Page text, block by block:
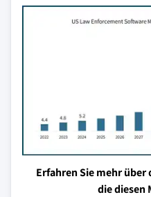
Erfahren Sie mehr
die diesen